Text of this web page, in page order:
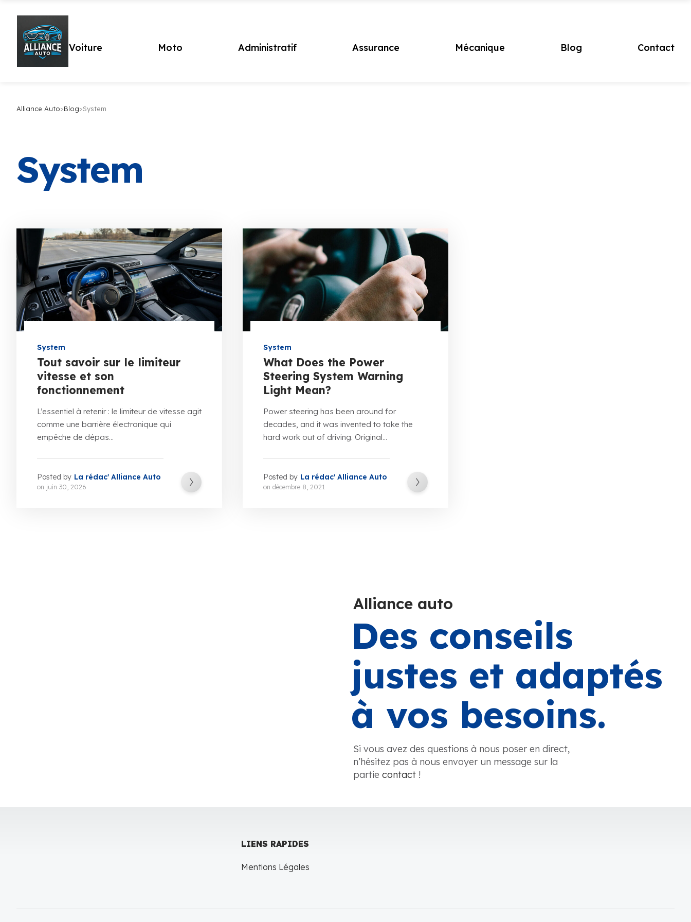
Voiture Moto Administratif Assurance Mécanique Blog Contact
Alliance Auto>Blog>System
System
System
Tout savoir sur le limiteur
vitesse et son
fonctionnement
L’essentiel à retenir : le limiteur de vitesse agit
comme une barrière électronique qui
empêche de dépas...
Posted by La rédac' Alliance Auto
on juin 30, 2026
System
What Does the Power
Steering System Warning
Light Mean?
Power steering has been around for
decades, and it was invented to take the
hard work out of driving. Original...
Posted by La rédac' Alliance Auto
on décembre 8, 2021
Alliance auto
Des conseils
justes et adaptés
à vos besoins.
Si vous avez des questions à nous poser en direct,
n’hésitez pas à nous envoyer un message sur la
partie contact !
LIENS RAPIDES
Mentions Légales